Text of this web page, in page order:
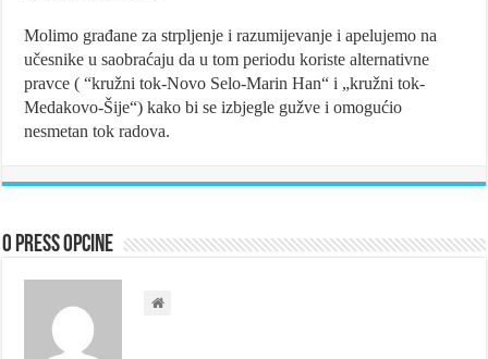
Molimo građane za strpljenje i razumijevanje i apelujemo na
učesnike u saobraćaju da u tom periodu koriste alternativne
pravce ( “kružni tok-Novo Selo-Marin Han“ i „kružni tok-
Medakovo-Šije“) kako bi se izbjegle gužve i omogućio
nesmetan tok radova.
O Press Opcine